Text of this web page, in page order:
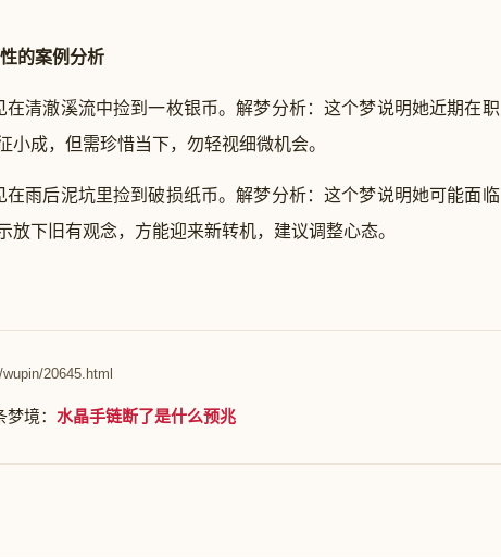
的案例分析
清澈溪流中捡到一枚银币。解梦分析：这个梦说明她近期在职
成，但需珍惜当下，勿轻视细微机会。
雨后泥坑里捡到破损纸币。解梦分析：这个梦说明她可能面临
放下旧有观念，方能迎来新转机，建议调整心态。
20645.html
境： 水晶手链断了是什么预兆